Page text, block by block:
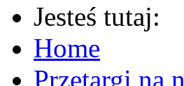
Jesteś tutaj:
Home
Przetargi na